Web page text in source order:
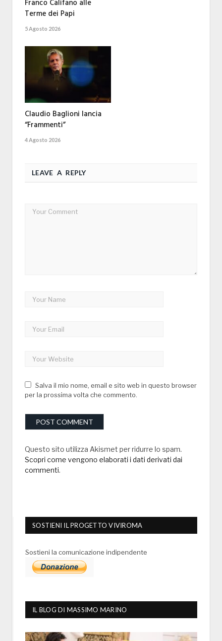
Franco Califano alle
Terme dei Papi
5 Agosto 2026
Claudio Baglioni lancia
“Frammenti”
4 Agosto 2026
LEAVE A REPLY
Salva il mio nome, email e sito web in questo browser
per la prossima volta che commento.
Questo sito utilizza Akismet per ridurre lo spam.
Scopri come vengono elaborati i dati derivati dai
commenti.
SOSTIENI IL PROGETTO VIVIROMA
Sostieni la comunicazione indipendente
IL BLOG DI MASSIMO MARINO